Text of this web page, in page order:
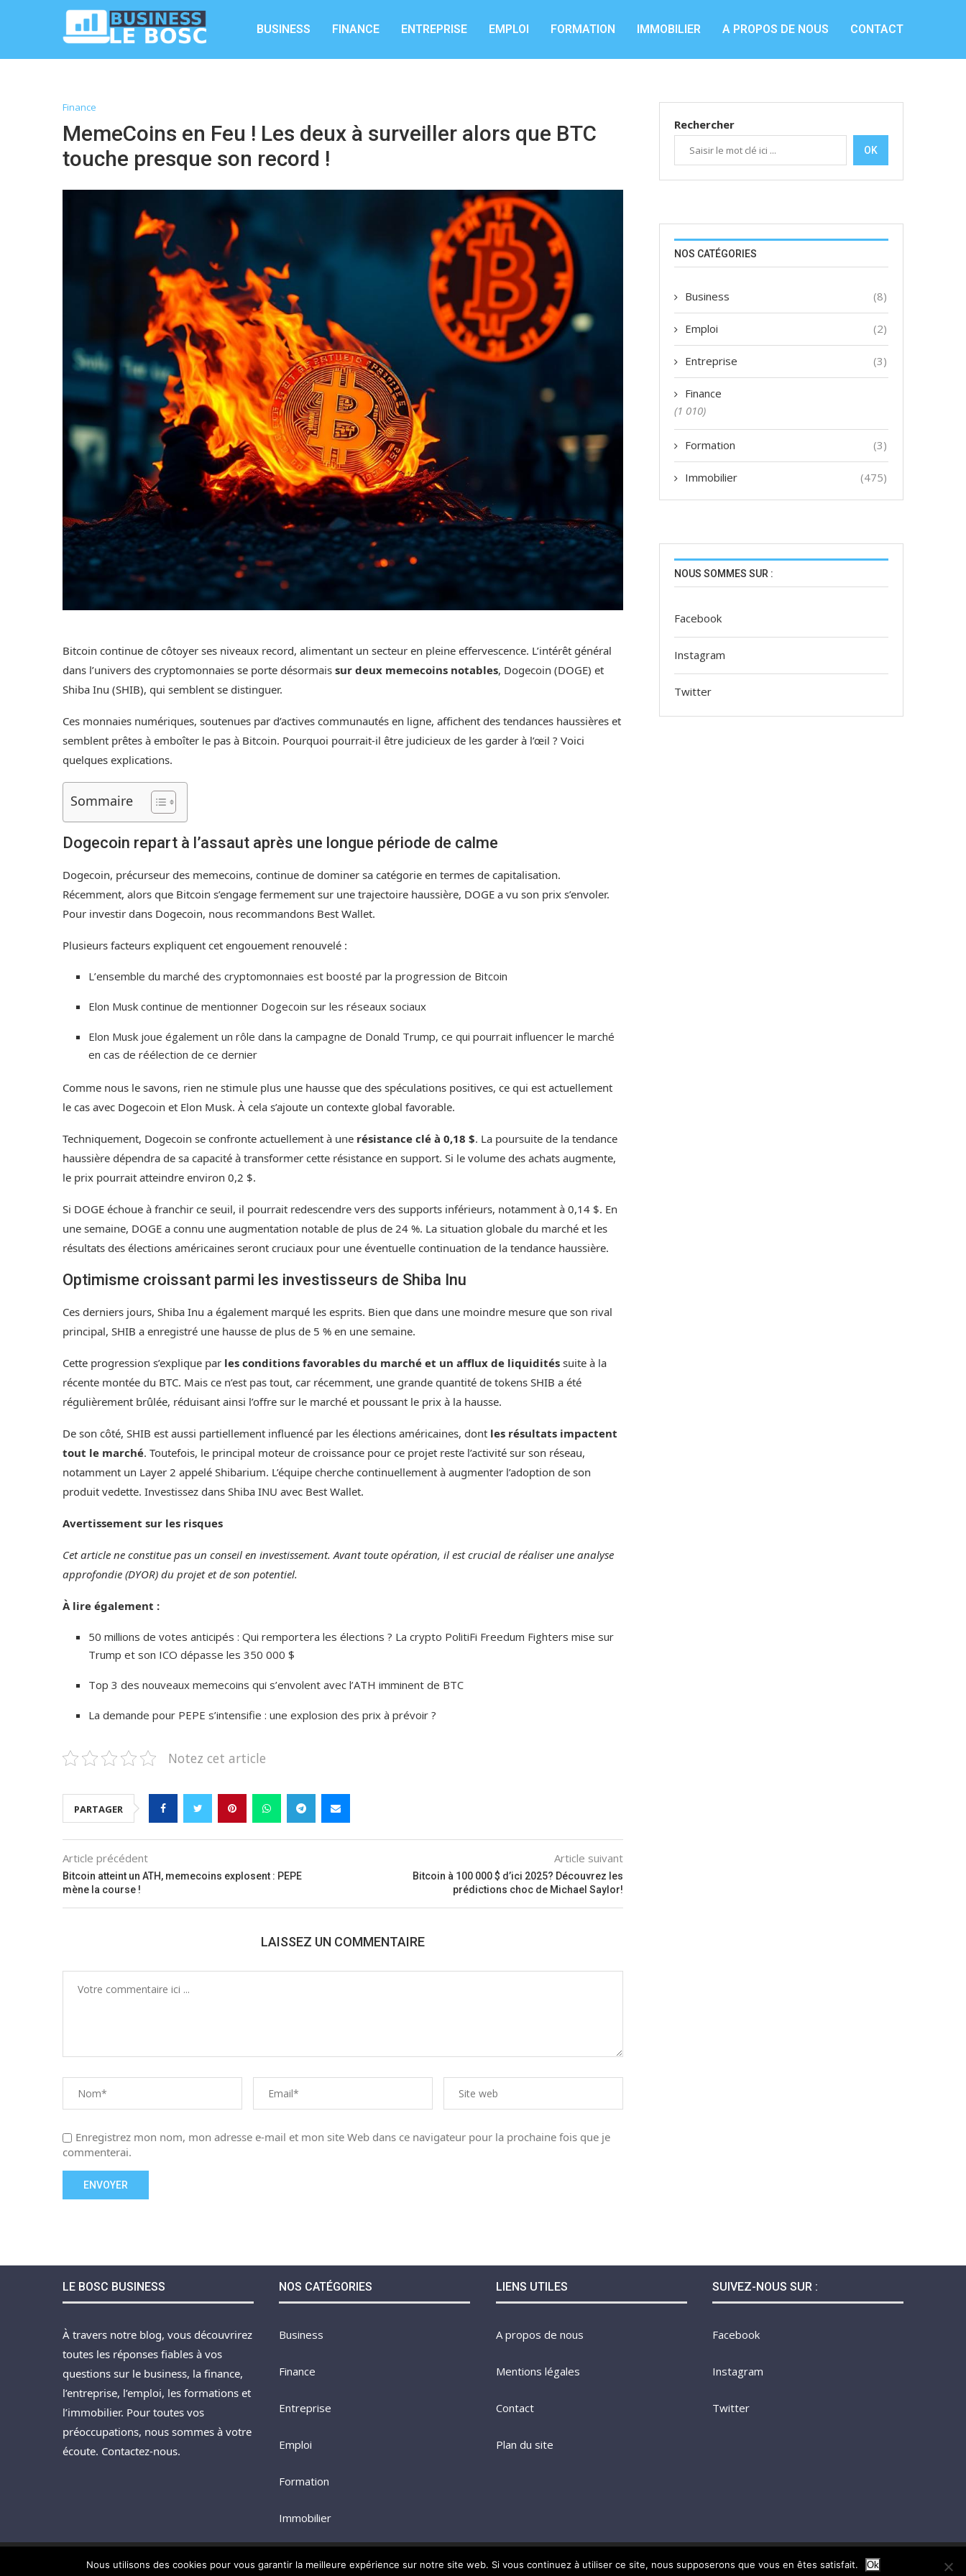
BUSINESS FINANCE ENTREPRISE EMPLOI FORMATION IMMOBILIER A PROPOS DE NOUS CONTACT
Finance
MemeCoins en Feu ! Les deux à surveiller alors que BTC
touche presque son record !
Bitcoin continue de côtoyer ses niveaux record, alimentant un secteur en pleine effervescence. L’intérêt général
dans l’univers des cryptomonnaies se porte désormais sur deux memecoins notables, Dogecoin (DOGE) et
Shiba Inu (SHIB), qui semblent se distinguer.
Ces monnaies numériques, soutenues par d’actives communautés en ligne, affichent des tendances haussières et
semblent prêtes à emboîter le pas à Bitcoin. Pourquoi pourrait-il être judicieux de les garder à l’œil ? Voici
quelques explications.
Sommaire
Dogecoin repart à l’assaut après une longue période de calme
Dogecoin, précurseur des memecoins, continue de dominer sa catégorie en termes de capitalisation.
Récemment, alors que Bitcoin s’engage fermement sur une trajectoire haussière, DOGE a vu son prix s’envoler.
Pour investir dans Dogecoin, nous recommandons Best Wallet.
Plusieurs facteurs expliquent cet engouement renouvelé :
L’ensemble du marché des cryptomonnaies est boosté par la progression de Bitcoin
Elon Musk continue de mentionner Dogecoin sur les réseaux sociaux
Elon Musk joue également un rôle dans la campagne de Donald Trump, ce qui pourrait influencer le marché
en cas de réélection de ce dernier
Comme nous le savons, rien ne stimule plus une hausse que des spéculations positives, ce qui est actuellement
le cas avec Dogecoin et Elon Musk. À cela s’ajoute un contexte global favorable.
Techniquement, Dogecoin se confronte actuellement à une résistance clé à 0,18 $. La poursuite de la tendance
haussière dépendra de sa capacité à transformer cette résistance en support. Si le volume des achats augmente,
le prix pourrait atteindre environ 0,2 $.
Si DOGE échoue à franchir ce seuil, il pourrait redescendre vers des supports inférieurs, notamment à 0,14 $. En
une semaine, DOGE a connu une augmentation notable de plus de 24 %. La situation globale du marché et les
résultats des élections américaines seront cruciaux pour une éventuelle continuation de la tendance haussière.
Optimisme croissant parmi les investisseurs de Shiba Inu
Ces derniers jours, Shiba Inu a également marqué les esprits. Bien que dans une moindre mesure que son rival
principal, SHIB a enregistré une hausse de plus de 5 % en une semaine.
Cette progression s’explique par les conditions favorables du marché et un afflux de liquidités suite à la
récente montée du BTC. Mais ce n’est pas tout, car récemment, une grande quantité de tokens SHIB a été
régulièrement brûlée, réduisant ainsi l’offre sur le marché et poussant le prix à la hausse.
De son côté, SHIB est aussi partiellement influencé par les élections américaines, dont les résultats impactent
tout le marché. Toutefois, le principal moteur de croissance pour ce projet reste l’activité sur son réseau,
notamment un Layer 2 appelé Shibarium. L’équipe cherche continuellement à augmenter l’adoption de son
produit vedette. Investissez dans Shiba INU avec Best Wallet.
Avertissement sur les risques
Cet article ne constitue pas un conseil en investissement. Avant toute opération, il est crucial de réaliser une analyse
approfondie (DYOR) du projet et de son potentiel.
À lire également :
50 millions de votes anticipés : Qui remportera les élections ? La crypto PolitiFi Freedum Fighters mise sur
Trump et son ICO dépasse les 350 000 $
Top 3 des nouveaux memecoins qui s’envolent avec l’ATH imminent de BTC
La demande pour PEPE s’intensifie : une explosion des prix à prévoir ?
Notez cet article
PARTAGER
Article précédent
Bitcoin atteint un ATH, memecoins explosent : PEPE
mène la course !
Article suivant
Bitcoin à 100 000 $ d’ici 2025? Découvrez les
prédictions choc de Michael Saylor!
LAISSEZ UN COMMENTAIRE
Enregistrez mon nom, mon adresse e-mail et mon site Web dans ce navigateur pour la prochaine fois que je
commenterai.
Rechercher
OK
NOS CATÉGORIES
Business (8)
Emploi (2)
Entreprise (3)
Finance
(1 010)
Formation (3)
Immobilier (475)
NOUS SOMMES SUR :
Facebook
Instagram
Twitter
LE BOSC BUSINESS
À travers notre blog, vous découvrirez
toutes les réponses fiables à vos
questions sur le business, la finance,
l’entreprise, l’emploi, les formations et
l’immobilier. Pour toutes vos
préoccupations, nous sommes à votre
écoute. Contactez-nous.
NOS CATÉGORIES
Business
Finance
Entreprise
Emploi
Formation
Immobilier
LIENS UTILES
A propos de nous
Mentions légales
Contact
Plan du site
SUIVEZ-NOUS SUR :
Facebook
Instagram
Twitter
@2023 - Tous droits réservés.Le Bosc Business
Nous utilisons des cookies pour vous garantir la meilleure expérience sur notre site web. Si vous continuez à utiliser ce site, nous supposerons que vous en êtes satisfait. Ok